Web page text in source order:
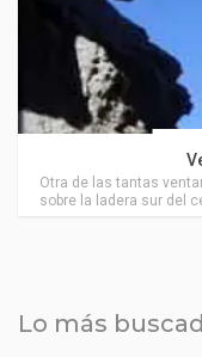
Otra de las tantas
sobre la ladera sur del
Lo más